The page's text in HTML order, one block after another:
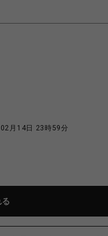
月14日 23時59分